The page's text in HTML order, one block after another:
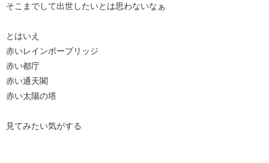
そこまでして出世したいとは思わないなぁ
とはいえ
赤いレインボーブリッジ
赤い都庁
赤い通天閣
赤い太陽の塔
見てみたい気がする